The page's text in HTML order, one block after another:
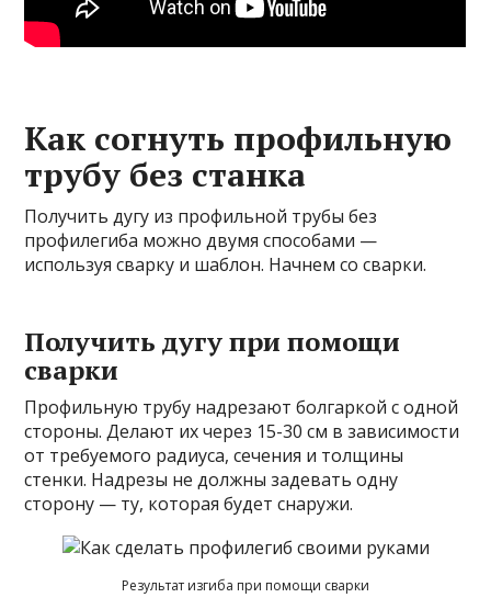
Как согнуть профильную
трубу без станка
Получить дугу из профильной трубы без
профилегиба можно двумя способами —
используя сварку и шаблон. Начнем со сварки.
Получить дугу при помощи
сварки
Профильную трубу надрезают болгаркой с одной
стороны. Делают их через 15-30 см в зависимости
от требуемого радиуса, сечения и толщины
стенки. Надрезы не должны задевать одну
сторону — ту, которая будет снаружи.
Результат изгиба при помощи сварки